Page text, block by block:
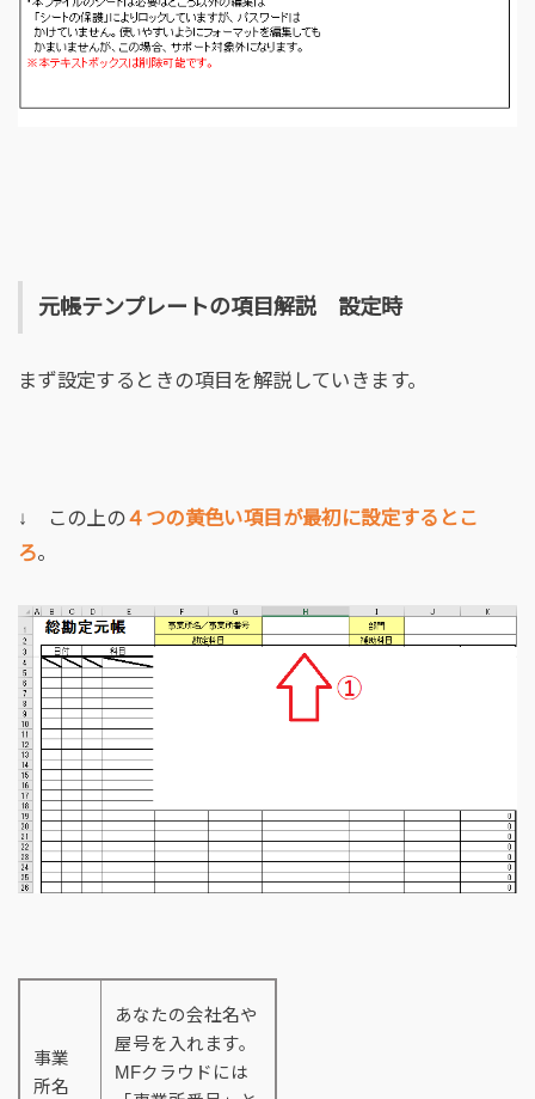
元帳テンプレートの項目解説 設定時
まず設定するときの項目を解説していきます。
↓ この上の４つの黄色い項目が最初に設定するとこ
ろ。
事業
所名
あなたの会社名や
屋号を入れます。
MFクラウドには